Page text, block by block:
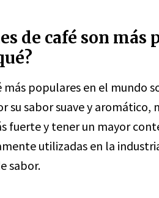
de café son más
más populares en el mundo
su sabor suave y aromático,
fuerte y tener un mayor
utilizadas en la
sabor.